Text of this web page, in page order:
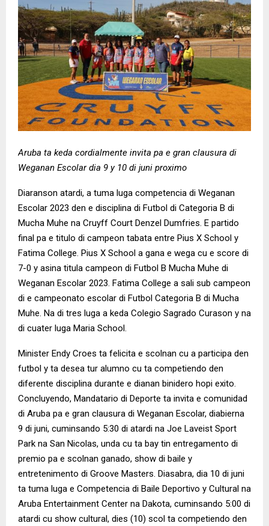
Aruba ta keda cordialmente invita pa e gran clausura di
Weganan Escolar dia 9 y 10 di juni proximo
Diaranson atardi, a tuma luga competencia di Weganan
Escolar 2023 den e disciplina di Futbol di Categoria B di
Mucha Muhe na Cruyff Court Denzel Dumfries. E partido
final pa e titulo di campeon tabata entre Pius X School y
Fatima College. Pius X School a gana e wega cu e score di
7-0 y asina titula campeon di Futbol B Mucha Muhe di
Weganan Escolar 2023. Fatima College a sali sub campeon
di e campeonato escolar di Futbol Categoria B di Mucha
Muhe. Na di tres luga a keda Colegio Sagrado Curason y na
di cuater luga Maria School.
Minister Endy Croes ta felicita e scolnan cu a participa den
futbol y ta desea tur alumno cu ta competiendo den
diferente disciplina durante e dianan binidero hopi exito.
Concluyendo, Mandatario di Deporte ta invita e comunidad
di Aruba pa e gran clausura di Weganan Escolar, diabierna
9 di juni, cuminsando 5:30 di atardi na Joe Laveist Sport
Park na San Nicolas, unda cu ta bay tin entregamento di
premio pa e scolnan ganado, show di baile y
entretenimento di Groove Masters. Diasabra, dia 10 di juni
ta tuma luga e Competencia di Baile Deportivo y Cultural na
Aruba Entertainment Center na Dakota, cuminsando 5:00 di
atardi cu show cultural, dies (10) scol ta competiendo den